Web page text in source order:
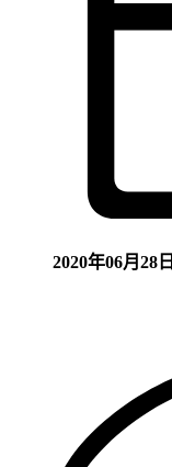
2020年06月28日